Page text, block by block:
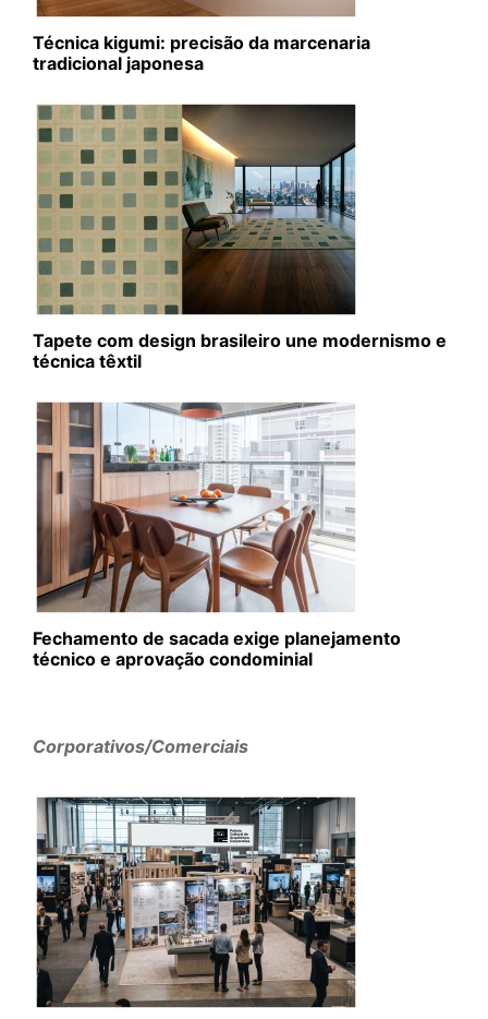
Técnica kigumi: precisão da marcenaria
tradicional japonesa
Tapete com design brasileiro une modernismo e
técnica têxtil
Fechamento de sacada exige planejamento
técnico e aprovação condominial
Corporativos/Comerciais